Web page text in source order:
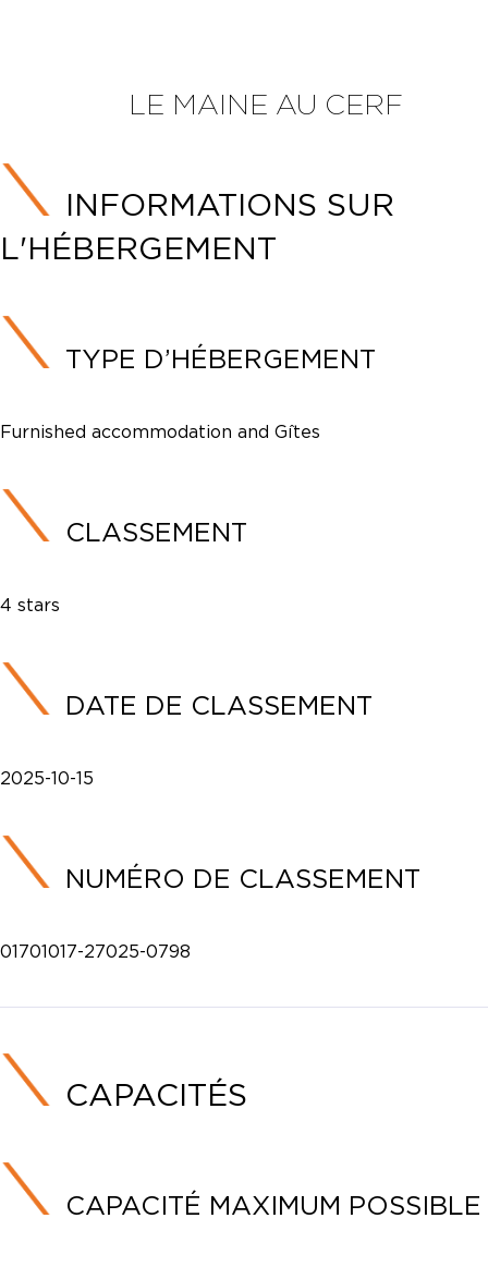
LE MAINE AU CERF
INFORMATIONS SUR
L'HÉBERGEMENT
TYPE D’HÉBERGEMENT
Furnished accommodation and Gîtes
CLASSEMENT
4 stars
DATE DE CLASSEMENT
2025-10-15
NUMÉRO DE CLASSEMENT
01701017-27025-0798
CAPACITÉS
CAPACITÉ MAXIMUM POSSIBLE